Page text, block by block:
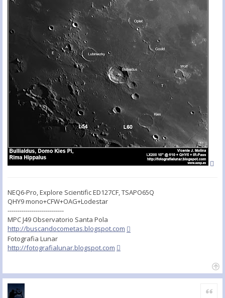
NEQ6-Pro, Explore Scientific ED127CF, TSAPO65Q
QHY9 mono+CFW+OAG+Lodestar
----------------------------
MPC J49 Observatorio Santa Pola
http://buscandocometas.blogspot.com
Fotografia Lunar
http://fotografialunar.blogspot.com
Citar